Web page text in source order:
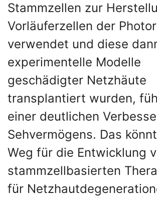
Stammzellen zur
Vorläuferzellen der
verwendet und diese
experimentelle Modelle
geschädigter Netzhäute
transplantiert wurden,
einer deutlichen
Sehvermögens. Das
Weg für die Entwicklung
stammzellbasierten
für